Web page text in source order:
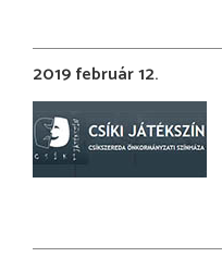
2019 február 12.